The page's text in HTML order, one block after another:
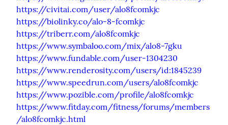
https://civitai.com/user/alo8fcomkjc
https://biolinky.co/alo-8-fcomkjc
https://triberr.com/alo8fcomkjc
https://www.symbaloo.com/mix/alo8-7gku
https://www.fundable.com/user-1304230
https://www.renderosity.com/users/id:1845239
https://www.speedrun.com/users/alo8fcomkjc
https://www.pozible.com/profile/alo8fcomkjc
https://www.fitday.com/fitness/forums/members
/alo8fcomkjc.html